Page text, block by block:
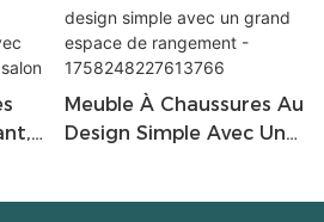
Meuble À Chaussures Au
Design Simple Avec Un